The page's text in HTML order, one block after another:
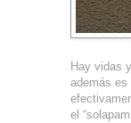
Hay vidas
además es
el